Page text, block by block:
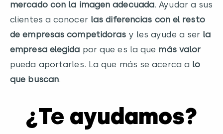
mercado con la imagen adecuada. Ayudar a sus
clientes a conocer las diferencias con el resto
de empresas competidoras y les ayude a ser la
empresa elegida por que es la que más valor
pueda aportarles. La que más se acerca a lo
que buscan.
¿Te ayudamos?